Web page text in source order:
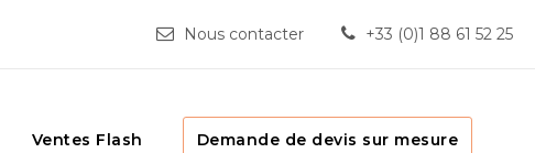
Nous contacter +33 (0)1 88 61 52 25
Ventes Flash Demande de devis sur mesure